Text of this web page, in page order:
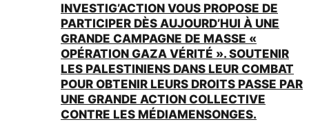
INVESTIG’ACTION VOUS PROPOSE DE
PARTICIPER DÈS AUJOURD’HUI À UNE
GRANDE CAMPAGNE DE MASSE «
OPÉRATION GAZA VÉRITÉ ». SOUTENIR
LES PALESTINIENS DANS LEUR COMBAT
POUR OBTENIR LEURS DROITS PASSE PAR
UNE GRANDE ACTION COLLECTIVE
CONTRE LES MÉDIAMENSONGES.